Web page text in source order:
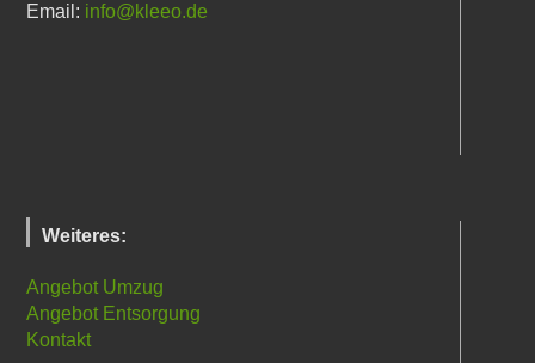
Email: info@kleeo.de
Weiteres:
Angebot Umzug
Angebot Entsorgung
Kontakt